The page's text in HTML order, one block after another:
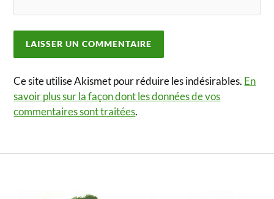
Ce site utilise Akismet pour réduire les indésirables. En
savoir plus sur la façon dont les données de vos
commentaires sont traitées.